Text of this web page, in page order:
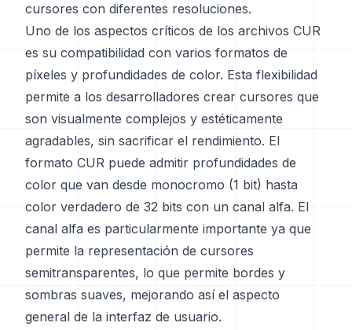
cursores con diferentes resoluciones.
Uno de los aspectos críticos de los archivos CUR
es su compatibilidad con varios formatos de
píxeles y profundidades de color. Esta flexibilidad
permite a los desarrolladores crear cursores que
son visualmente complejos y estéticamente
agradables, sin sacrificar el rendimiento. El
formato CUR puede admitir profundidades de
color que van desde monocromo (1 bit) hasta
color verdadero de 32 bits con un canal alfa. El
canal alfa es particularmente importante ya que
permite la representación de cursores
semitransparentes, lo que permite bordes y
sombras suaves, mejorando así el aspecto
general de la interfaz de usuario.